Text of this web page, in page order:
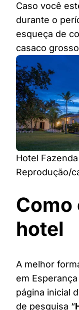
Caso você
durante o
esqueça de
casaco
Hotel
Reprodução/
Como
hotel
A melhor
em
página inicial
de pesquisa “